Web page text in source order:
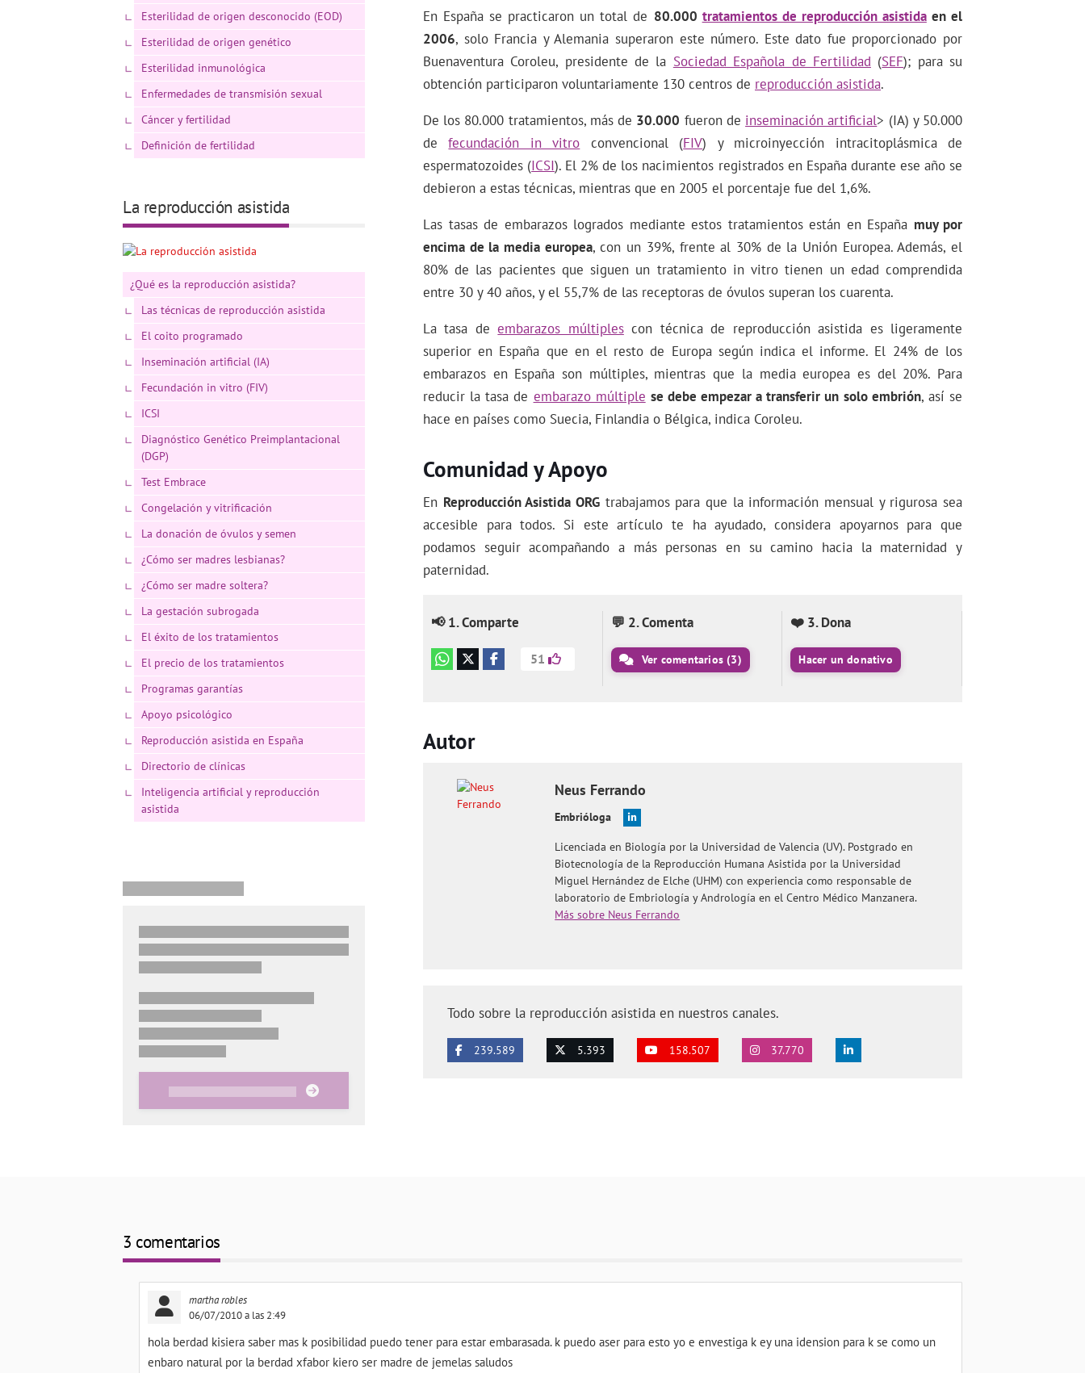
En España se practicaron un total de 80.000 tratamientos de reproducción asistidaen el
2006, solo Francia y Alemania superaron este número. Este dato fue proporcionado por
Buenaventura Coroleu, presidente de la Sociedad Española de Fertilidad (SEF); para su
obtención participaron voluntariamente 130 centros de reproducción asistida.
De los 80.000 tratamientos, más de 30.000 fueron de inseminación artificial> (IA) y 50.000
defecundación in vitro convencional (FIV) y microinyección intracitoplásmica de
espermatozoides (ICSI). El 2% de los nacimientos registrados en España durante ese año se
debieron a estas técnicas, mientras que en 2005 el porcentaje fue del 1,6%.
Las tasas de embarazos logrados mediante estos tratamientos están en España muy por
encima de la media europea, con un 39%, frente al 30% de la Unión Europea. Además, el
80% de las pacientes que siguen un tratamiento in vitro tienen un edad comprendida
entre 30 y 40 años, y el 55,7% de las receptoras de óvulos superan los cuarenta.
La tasa deembarazos múltiplescon técnica de reproducción asistida es ligeramente
superior en España que en el resto de Europa según indica el informe. El 24% de los
embarazos en España son múltiples, mientras que la media europea es del 20%. Para
reducir la tasa de embarazo múltiple se debe empezar a transferir un solo embrión, así se
hace en países como Suecia, Finlandia o Bélgica, indica Coroleu.
Comunidad y Apoyo
En Reproducción Asistida ORG trabajamos para que la información mensual y rigurosa sea
accesible para todos. Si este artículo te ha ayudado, considera apoyarnos para que
podamos seguir acompañando a más personas en su camino hacia la maternidad y
paternidad.
📢 1. Comparte
51
💬 2. Comenta
Ver comentarios(3)
❤️ 3. Dona
Hacer un donativo
Autor
Neus Ferrando
Embrióloga
Licenciada en Biología por la Universidad de Valencia (UV). Postgrado en
Biotecnología de la Reproducción Humana Asistida por la Universidad
Miguel Hernández de Elche (UHM) con experiencia como responsable de
laboratorio de Embriología y Andrología en el Centro Médico Manzanera.
Más sobre Neus Ferrando
Todo sobre la reproducción asistida en nuestros canales.
239.589 5.393 158.507 37.770
Esterilidad de origen desconocido (EOD)
Esterilidad de origen genético
Esterilidad inmunológica
Enfermedades de transmisión sexual
Cáncer y fertilidad
Definición de fertilidad
La reproducción asistida
¿Qué es la reproducción asistida?
Las técnicas de reproducción asistida
El coito programado
Inseminación artificial (IA)
Fecundación in vitro (FIV)
ICSI
Diagnóstico Genético Preimplantacional
(DGP)
Test Embrace
Congelación y vitrificación
La donación de óvulos y semen
¿Cómo ser madres lesbianas?
¿Cómo ser madre soltera?
La gestación subrogada
El éxito de los tratamientos
El precio de los tratamientos
Programas garantías
Apoyo psicológico
Reproducción asistida en España
Directorio de clínicas
Inteligencia artificial y reproducción
asistida
3 comentarios
martha robles
06/07/2010 a las 2:49
hola berdad kisiera saber mas k posibilidad puedo tener para estar embarasada. k puedo aser para esto yo e envestiga k ey una idension para k se como un
enbaro natural por la berdad xfabor kiero ser madre de jemelas saludos